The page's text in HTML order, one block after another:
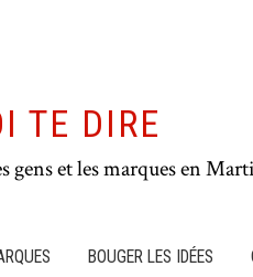
TE DIRE
gens et les marques en
BOUGER LES IDÉES